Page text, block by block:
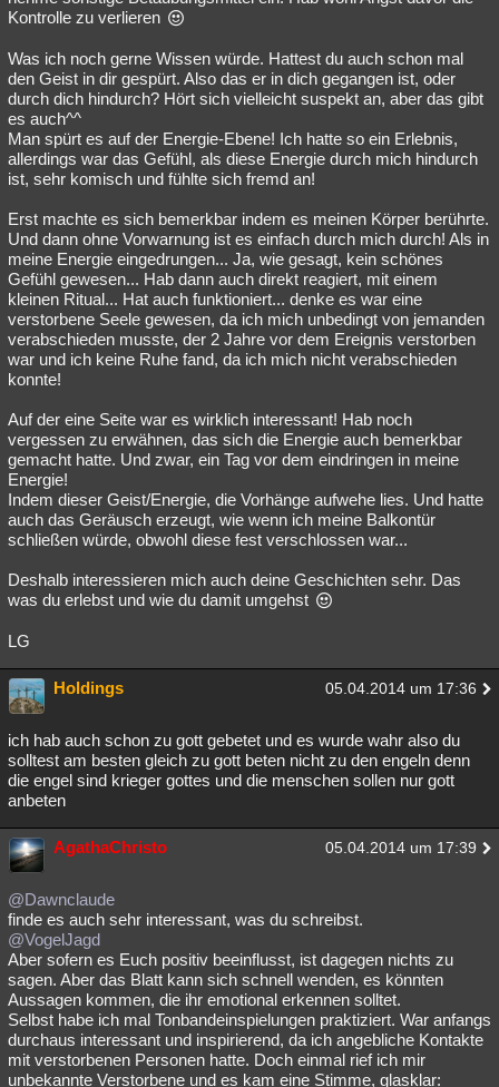
Kontrolle zu verlieren
Was ich noch gerne Wissen würde. Hattest du auch schon mal
den Geist in dir gespürt. Also das er in dich gegangen ist, oder
durch dich hindurch? Hört sich vielleicht suspekt an, aber das gibt
es auch^^
Man spürt es auf der Energie-Ebene! Ich hatte so ein Erlebnis,
allerdings war das Gefühl, als diese Energie durch mich hindurch
ist, sehr komisch und fühlte sich fremd an!
Erst machte es sich bemerkbar indem es meinen Körper berührte.
Und dann ohne Vorwarnung ist es einfach durch mich durch! Als in
meine Energie eingedrungen... Ja, wie gesagt, kein schönes
Gefühl gewesen... Hab dann auch direkt reagiert, mit einem
kleinen Ritual... Hat auch funktioniert... denke es war eine
verstorbene Seele gewesen, da ich mich unbedingt von jemanden
verabschieden musste, der 2 Jahre vor dem Ereignis verstorben
war und ich keine Ruhe fand, da ich mich nicht verabschieden
konnte!
Auf der eine Seite war es wirklich interessant! Hab noch
vergessen zu erwähnen, das sich die Energie auch bemerkbar
gemacht hatte. Und zwar, ein Tag vor dem eindringen in meine
Energie!
Indem dieser Geist/Energie, die Vorhänge aufwehe lies. Und hatte
auch das Geräusch erzeugt, wie wenn ich meine Balkontür
schließen würde, obwohl diese fest verschlossen war...
Deshalb interessieren mich auch deine Geschichten sehr. Das
was du erlebst und wie du damit umgehst
LG
Holdings 05.04.2014 um 17:36
ich hab auch schon zu gott gebetet und es wurde wahr also du
solltest am besten gleich zu gott beten nicht zu den engeln denn
die engel sind krieger gottes und die menschen sollen nur gott
anbeten
AgathaChristo 05.04.2014 um 17:39
@Dawnclaude
finde es auch sehr interessant, was du schreibst.
@VogelJagd
Aber sofern es Euch positiv beeinflusst, ist dagegen nichts zu
sagen. Aber das Blatt kann sich schnell wenden, es könnten
Aussagen kommen, die ihr emotional erkennen solltet.
Selbst habe ich mal Tonbandeinspielungen praktiziert. War anfangs
durchaus interessant und inspirierend, da ich angebliche Kontakte
mit verstorbenen Personen hatte. Doch einmal rief ich mir
unbekannte Verstorbene und es kam eine Stimme, glasklar: